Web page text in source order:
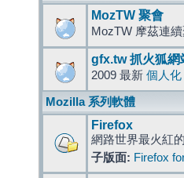
MozTW 聚會
MozTW 摩茲連
gfx.tw 抓火狐網
2009 最新 個人化
Mozilla 系列軟體
Firefox
網路世界最火紅
子版面: Firefox